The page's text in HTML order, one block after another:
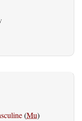
(Mu)